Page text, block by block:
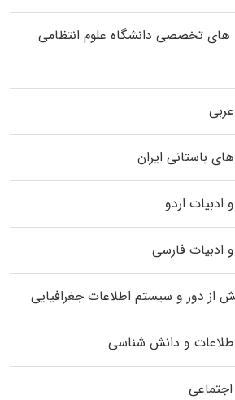
ﻫﺎی تخصصی داﻧﺸﮕﺎه ﻋﻠﻮم انتظامی
باستانی ایران
ادبیات اردو
ادبیات فارسی
از دور و سیستم اطلاعات جغرافیایی
و دانش شناسی